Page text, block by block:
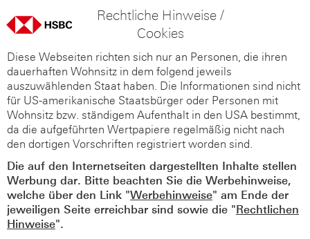
Rechtliche Hinweise /
Cookies
Diese Webseiten richten sich nur an Personen, die ihren
dauerhaften Wohnsitz in dem folgend jeweils
auszuwählenden Staat haben. Die Informationen sind nicht
für US-amerikanische Staatsbürger oder Personen mit
Wohnsitz bzw. ständigem Aufenthalt in den USA bestimmt,
da die aufgeführten Wertpapiere regelmäßig nicht nach
den dortigen Vorschriften registriert worden sind.
Die auf den Internetseiten dargestellten Inhalte stellen
Werbung dar. Bitte beachten Sie die Werbehinweise,
welche über den Link "Werbehinweise" am Ende der
jeweiligen Seite erreichbar sind sowie die "Rechtlichen
Hinweise".